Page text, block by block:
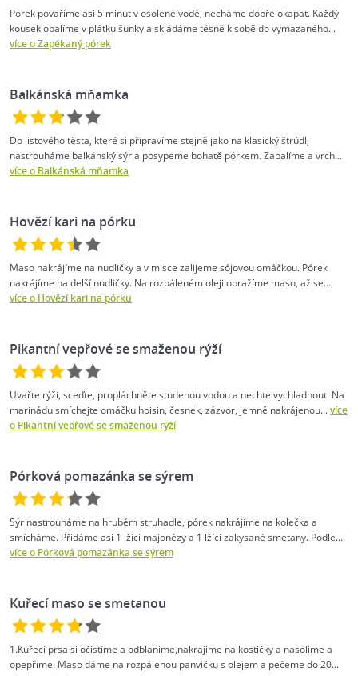
Pórek povaříme asi 5 minut v osolené vodě, necháme dobře okapat. Každý
kousek obalíme v plátku šunky a skládáme těsně k sobě do vymazaného...
více o Zapékaný pórek
Balkánská mňamka
Do listového těsta, které si připravíme stejně jako na klasický štrúdl,
nastrouháme balkánský sýr a posypeme bohatě pórkem. Zabalíme a vrch...
více o Balkánská mňamka
Hovězí kari na pórku
Maso nakrájíme na nudličky a v misce zalijeme sójovou omáčkou. Pórek
nakrájíme na delší nudličky. Na rozpáleném oleji opražíme maso, až se...
více o Hovězí kari na pórku
Pikantní vepřové se smaženou rýží
Uvařte rýži, sceďte, propláchněte studenou vodou a nechte vychladnout. Na
marinádu smíchejte omáčku hoisin, česnek, zázvor, jemně nakrájenou...více
o Pikantní vepřové se smaženou rýží
Pórková pomazánka se sýrem
Sýr nastrouháme na hrubém struhadle, pórek nakrájíme na kolečka a
smícháme. Přidáme asi 1 lžíci majonézy a 1 lžíci zakysané smetany. Podle...
více o Pórková pomazánka se sýrem
Kuřecí maso se smetanou
1.Kuřecí prsa si očistíme a odblanime,nakrajime na kostičky a nasolime a
opepřime. Maso dáme na rozpálenou panvičku s olejem a pečeme do 20...